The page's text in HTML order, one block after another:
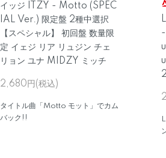
イッジ ITZY - Motto (SPEC
IAL Ver.) 限定盤 2種中選択
【スペシャル】 初回盤 数量限
定 イェジ リア リュジン チェ
リョン ユナ MIDZY ミッチ
2,680円(税込)
タイトル曲「Motto モット」でカム
バック!!